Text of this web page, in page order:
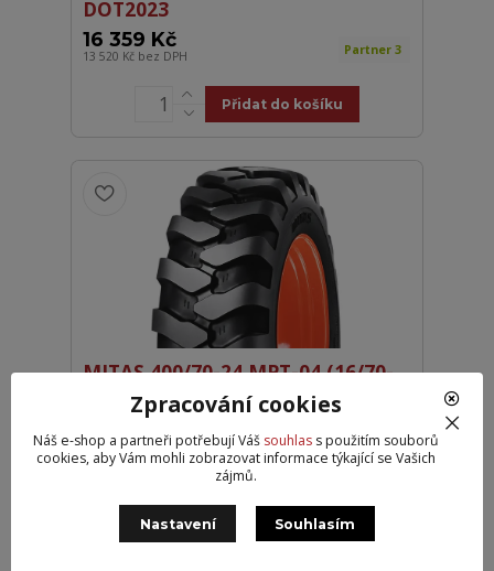
DOT2023
16 359 Kč
13 520 Kč bez DPH Partner 3
Přidat do košíku
MITAS 400/70-24 MPT-04 (16/70-
24) 14PR 156B TL
17 069 Kč
14 107 Kčbez DPH Partner 9 ks
Přidat do košíku
Zpracování cookies
Náš e-shop a partneři potřebují Váš souhlass použitím souborů
cookies, aby Vám mohli zobrazovat informace týkající se Vašich
zájmů.
Nastavení Souhlasím